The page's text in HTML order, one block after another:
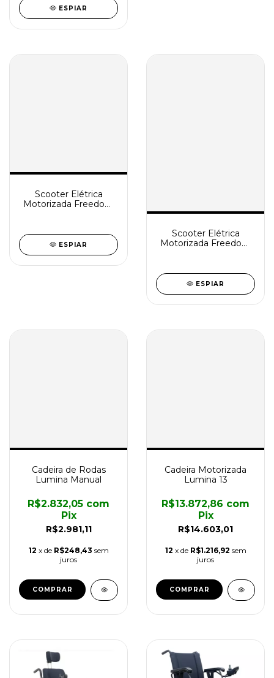
ESPIAR
Scooter Elétrica
Motorizada Freedom
ESPIAR
Scooter Elétrica
Motorizada Freedom
ESPIAR
Cadeira de Rodas
Lumina Manual
R$2.981,11
R$2.832,05 com
Pix
12 x de R$248,43 sem
juros
Cadeira Motorizada
Lumina 13
R$14.603,01
R$13.872,86 com
Pix
12 x de R$1.216,92 sem
juros